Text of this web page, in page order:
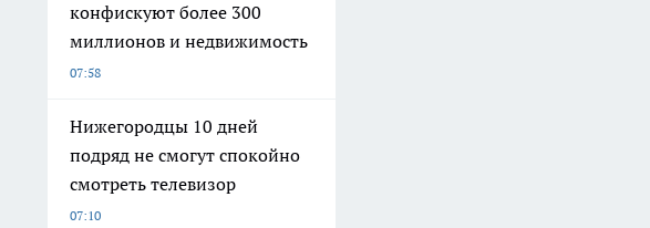
конфискуют более 300
миллионов и недвижимость
07:58
Нижегородцы 10 дней
подряд не смогут спокойно
смотреть телевизор
07:10